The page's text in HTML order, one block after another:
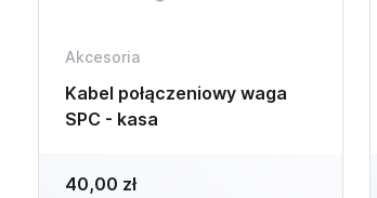
Akcesoria
Kabel połączeniowy waga
SPC - kasa
40,00 zł